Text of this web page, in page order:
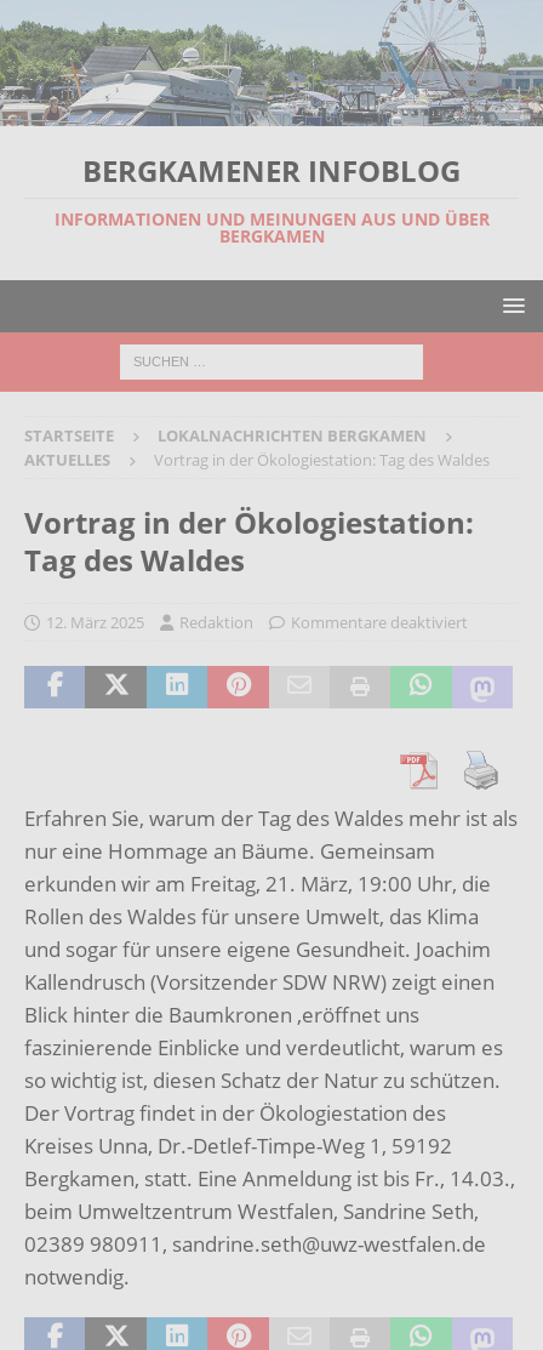
BERGKAMENER INFOBLOG
INFORMATIONEN UND MEINUNGEN AUS UND ÜBER
BERGKAMEN
STARTSEITE
LOKALNACHRICHTEN BERGKAMEN
AKTUELLES
Vortrag in der Ökologiestation: Tag des Waldes
Vortrag in der Ökologiestation:
Tag des Waldes
12. März 2025 Redaktion Kommentare deaktiviert
Erfahren Sie, warum der Tag des Waldes mehr ist als
nur eine Hommage an Bäume. Gemeinsam
erkunden wir am Freitag, 21. März, 19:00 Uhr, die
Rollen des Waldes für unsere Umwelt, das Klima
und sogar für unsere eigene Gesundheit. Joachim
Kallendrusch (Vorsitzender SDW NRW) zeigt einen
Blick hinter die Baumkronen ,eröffnet uns
faszinierende Einblicke und verdeutlicht, warum es
so wichtig ist, diesen Schatz der Natur zu schützen.
Der Vortrag findet in der Ökologiestation des
Kreises Unna, Dr.-Detlef-Timpe-Weg 1, 59192
Bergkamen, statt. Eine Anmeldung ist bis Fr., 14.03.,
beim Umweltzentrum Westfalen, Sandrine Seth,
02389 980911, sandrine.seth@uwz-westfalen.de
notwendig.